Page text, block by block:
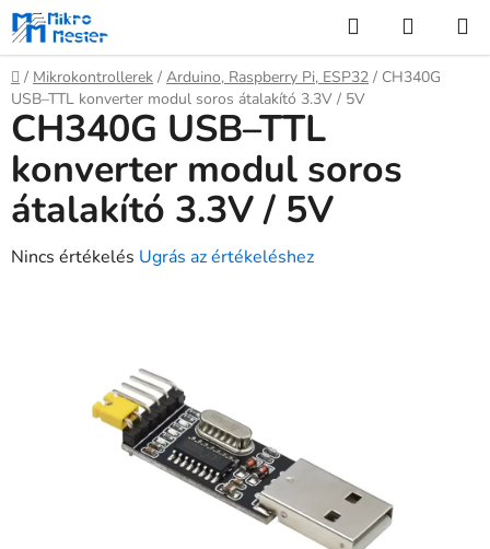
Ugrás
fő
tartalomhoz
KeresésKOSÁR
Kezdőlap
/ Mikrokontrollerek / Arduino, Raspberry Pi, ESP32 / CH340G
USB–TTL konverter modul soros átalakító 3.3V / 5V
CH340G USB–TTL
konverter modul soros
átalakító 3.3V / 5V
A
Nincs értékelés Ugrás az értékeléshez